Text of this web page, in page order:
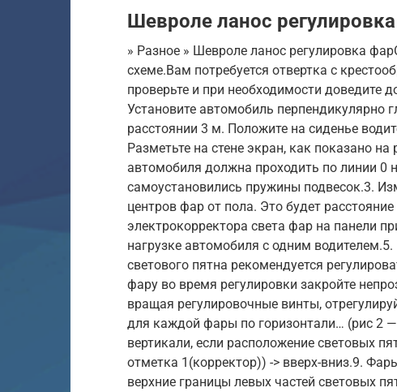
Шевроле ланос
» Разное » Шевроле ланос регулировка
схеме.Вам потребуется отвертка с
проверьте и при необходимости доведите
Установите автомобиль перпендикулярно
расстоянии 3 м. Положите на сиденье
Разметьте на стене экран, как показано
автомобиля должна проходить по линии 0
самоустановились пружины подвесок.3.
центров фар от пола. Это будет
электрокорректора света фар на панели
нагрузке автомобиля с одним
светового пятна рекомендуется
фару во время регулировки закройте
вращая регулировочные винты,
для каждой фары по горизонтали… (рис 2
вертикали, если расположение световых
отметка 1(корректор)) -> вверх-вниз.9.
верхние границы левых частей световых